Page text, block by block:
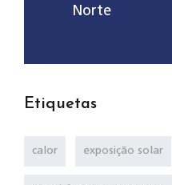
Norte
Etiquetas
calor exposição solar